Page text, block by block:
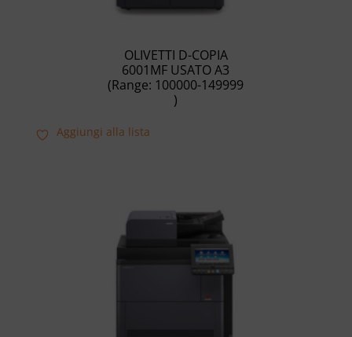
OLIVETTI D-COPIA
6001MF USATO A3
(Range: 100000-149999
)
Aggiungi alla lista